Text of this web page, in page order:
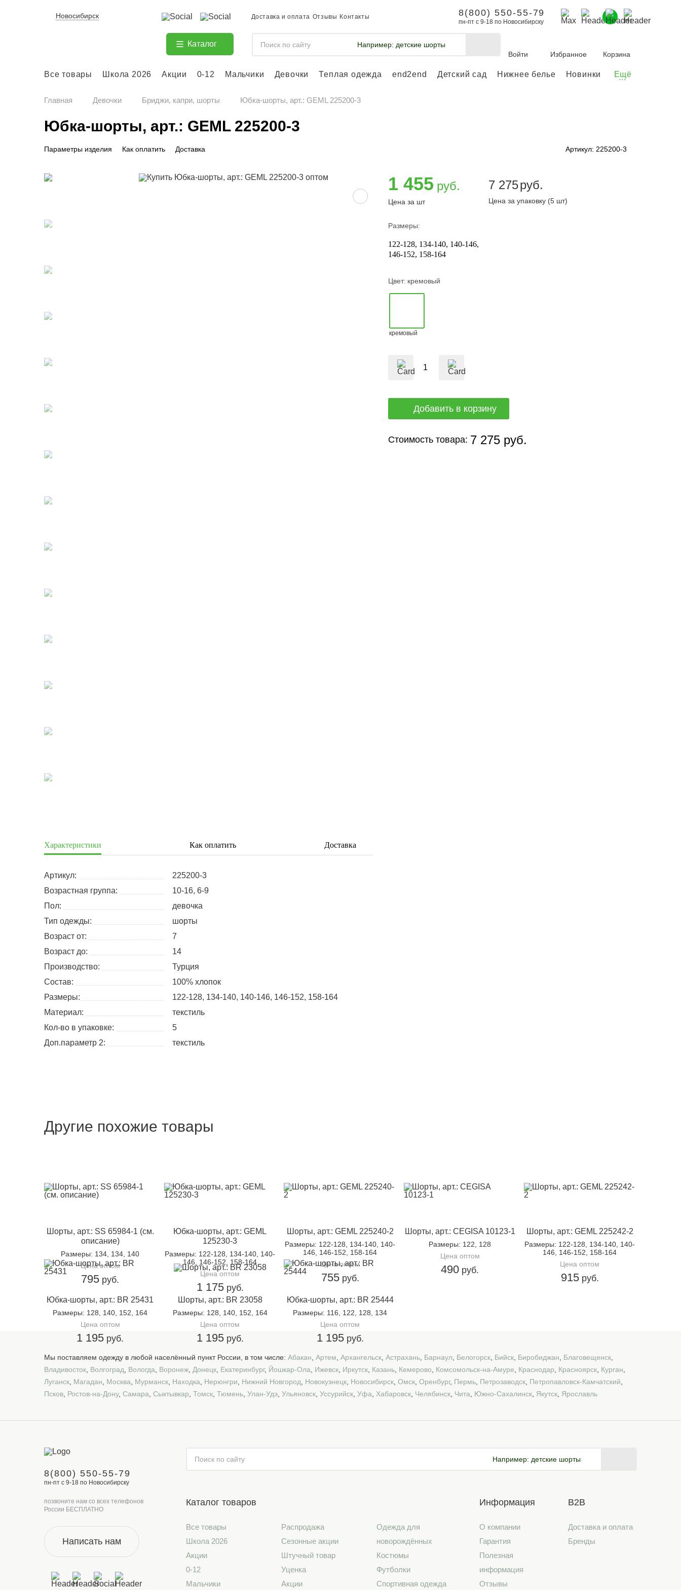
Новосибирск Доставка и оплата Отзывы Контакты 8(800) 550-55-79
пн-пт с 9-18 по Новосибирску
Каталог Например: детские шорты
Войти
Избранное Корзина
Все товары Школа 2026 Акции 0-12 Мальчики Девочки Теплая одежда end2end Детский сад Нижнее белье Новинки Ещё
...
Главная Девочки Бриджи, капри, шорты Юбка-шорты, арт.: GEML 225200-3
Юбка-шорты, арт.: GEML 225200-3
Параметры изделия Как оплатить Доставка Артикул: 225200-3
1 455 руб.
Цена за шт
7 275руб.
Цена за упаковку (5 шт)
Размеры:
122-128 134-140 140-146
146-152 158-164
Цвет: кремовый
кремовый
Стоимость товара: 7 275 руб.
Характеристики Как оплатить Доставка
Артикул:
225200-3
Возрастная группа:
10-16, 6-9
Пол:
девочка
Тип одежды:
шорты
Возраст от:
7
Возраст до:
14
Производство:
Турция
Состав:
100% хлопок
Размеры:
122-128 134-140 140-146 146-152 158-164
Материал:
текстиль
Кол-во в упаковке:
5
Доп.параметр 2:
текстиль
Другие похожие товары
Шорты, арт.: SS 65984-1 (см.
описание)
Размеры: 134, 134, 140
Цена оптом
795 руб.
Юбка-шорты, арт.: GEML
125230-3
Размеры: 122-128, 134-140, 140-
146, 146-152, 158-164
Цена оптом
1 175руб.
Шорты, арт.: GEML 225240-2
Размеры: 122-128, 134-140, 140-
146, 146-152, 158-164
Цена оптом
755руб.
Шорты, арт.: CEGISA 10123-1
Размеры: 122, 128
Цена оптом
490 руб.
Шорты, арт.: GEML 225242-2
Размеры: 122-128, 134-140, 140-
146, 146-152, 158-164
Цена оптом
915руб.
Юбка-шорты, арт.: BR 25431
Размеры: 128, 140, 152, 164
Цена оптом
1 195 руб.
Шорты, арт.: BR 23058
Размеры: 128, 140, 152, 164
Цена оптом
1 195руб.
Юбка-шорты, арт.: BR 25444
Размеры: 116, 122, 128, 134
Цена оптом
1 195руб.
Мы поставляем одежду в любой населённый пункт России, в том числе: Абакан Артем Архангельск Астрахань Барнаул Белогорск Бийск Биробиджан Благовещенск
Владивосток Волгоград Вологда Воронеж Донецк Екатеринбург, Йошкар-Ола Ижевск Иркутск Казань Кемерово Комсомольск-на-Амуре Краснодар Красноярск Курган
Луганск Магадан Москва Мурманск Находка Нерюнгри Нижний Новгород Новокузнецк Новосибирск Омск Оренбург, Пермь Петрозаводск Петропавловск-Камчатский
Псков Ростов-на-Дону, Самара Сыктывкар Томск Тюмень Улан-Удэ Ульяновск Уссурийск Уфа Хабаровск Челябинск Чита Южно-Сахалинск Якутск Ярославль
8(800) 550-55-79
пн-пт с 9-18 по Новосибирску
позвоните нам со всех телефонов
России БЕСПЛАТНО
Написать нам
Например: детские шорты
Каталог товаров
Все товары
Школа 2026
Акции
0-12
Мальчики
Распродажа
Сезонные акции
Штучный товар
Уценка
Акции
Одежда для
новорождённых
Костюмы
Футболки
Спортивная одежда
Информация
О компании
Гарантия
Полезная
информация
Отзывы
B2B
Доставка и оплата
Бренды